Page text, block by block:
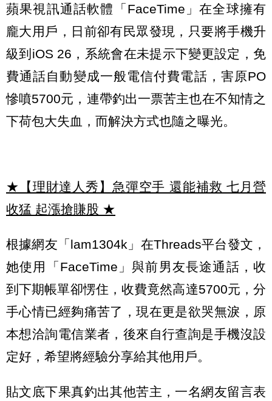
蘋果視訊通話軟體「FaceTime」在全球擁有
龐大用戶，日前卻有民眾發現，只要將手機升
級到iOS 26，系統會在未提示下變更設定，免
費通話自動變成一般電信付費電話，害原PO
慘噴5700元，連帶釣出一票苦主也在不知情之
下荷包大失血，而解決方式也隨之曝光。
★【理財達人秀】急彈空手 還能補救 七月營
收猛 起漲搶賺股 ★
根據網友「lam1304k」在Threads平台發文，
她使用「FaceTime」與前男友長途通話，收
到下期帳單卻愣住，收費竟然高達5700元，分
手心情已經夠痛苦了，現在更是欲哭無淚，原
本想洽詢電信業者，後來自行查詢是手機沒設
定好，希望將經驗分享給其他用戶。
貼文底下果真釣出其他苦主，一名網友留言表